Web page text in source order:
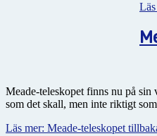
Meade-teleskopet finns nu på sin
som det skall, men inte riktigt
Läs mer: Meade-teleskopet